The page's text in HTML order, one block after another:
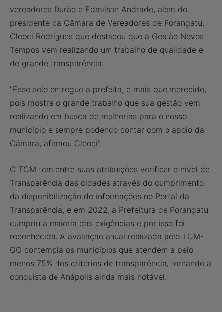
vereadores Durão e Edmilson Andrade, além do
presidente da Câmara de Vereadores de Porangatu,
Cleoci Rodrigues que destacou que a Gestão Novos
Tempos vem realizando um trabalho de qualidade e
de grande transparência.
"Esse selo entregue a prefeita, é mais que merecido,
pois mostra o grande trabalho que sua gestão vem
realizando em busca de melhorias para o nosso
município e sempre podendo contar com o apoio da
Câmara, afirmou Cleoci".
O TCM tem entre suas atribuições verificar o nível de
Transparência das cidades através do cumprimento
da disponibilização de informações no Portal da
Transparência, e em 2022, a Prefeitura de Porangatu
cumpriu a maioria das exigências e por isso foi
reconhecida. A avaliação anual realizada pelo TCM-
GO contempla os municípios que atendem a pelo
menos 75% dos critérios de transparência, tornando a
conquista de Anápolis ainda mais notável.